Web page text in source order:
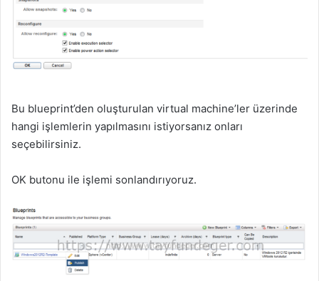
Bu blueprint’den oluşturulan virtual machine’ler üzerinde
hangi işlemlerin yapılmasını istiyorsanız onları
seçebilirsiniz.
OK butonu ile işlemi sonlandırıyoruz.